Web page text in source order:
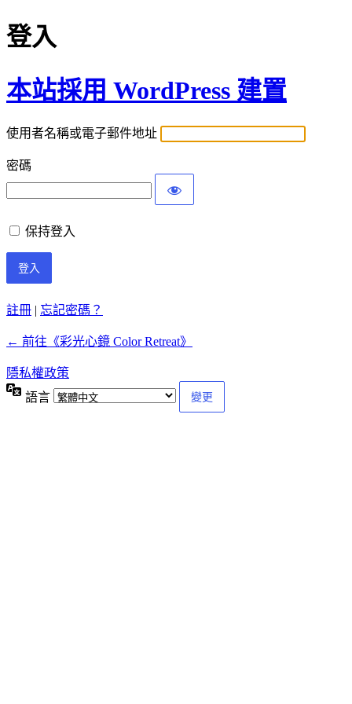
登入
本站採用 WordPress 建置
使用者名稱或電子郵件地址
密碼
保持登入
註冊 | 忘記密碼？
← 前往《彩光心鏡 Color Retreat》
隱私權政策
語言